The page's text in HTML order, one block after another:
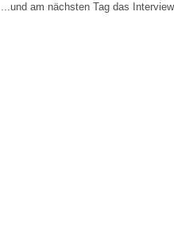
...und am nächsten Tag das